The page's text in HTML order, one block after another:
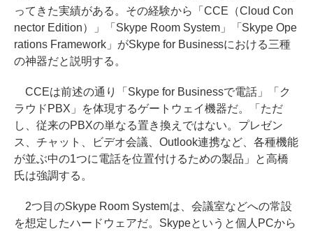
ってきた実績がある。その経験から「CCE（Cloud Con
nector Edition）」「Skype Room System」「Skype Ope
rations Framework」がSkype for Businessにおける三種
の神器だと説明する。
CCEは前述の通り「Skype for Businessで電話」「ク
ラウドPBX」を体現するゲートウェイ機器だ。「ただ
し、従来のPBXの単なる置き換えではない。プレゼン
ス、チャット、ビデオ会議、Outlook連携など、各種機能
が並ぶ中の1つに電話を位置付けるための製品」と高橋
氏は強調する。
2つ目のSkype Room Systemは、会議室などへの常設
を想定したハードウェアだ。Skypeというと個人PCから